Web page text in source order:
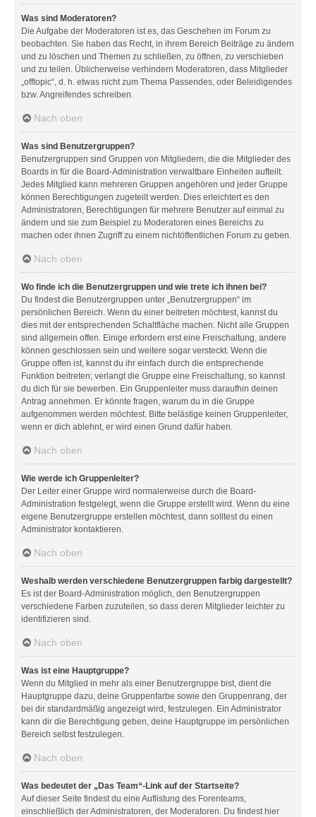
Was sind Moderatoren?
Die Aufgabe der Moderatoren ist es, das Geschehen im Forum zu
beobachten. Sie haben das Recht, in ihrem Bereich Beiträge zu ändern
und zu löschen und Themen zu schließen, zu öffnen, zu verschieben
und zu teilen. Üblicherweise verhindern Moderatoren, dass Mitglieder
„offtopic“, d. h. etwas nicht zum Thema Passendes, oder Beleidigendes
bzw. Angreifendes schreiben.
Nach oben
Was sind Benutzergruppen?
Benutzergruppen sind Gruppen von Mitgliedern, die die Mitglieder des
Boards in für die Board-Administration verwaltbare Einheiten aufteilt.
Jedes Mitglied kann mehreren Gruppen angehören und jeder Gruppe
können Berechtigungen zugeteilt werden. Dies erleichtert es den
Administratoren, Berechtigungen für mehrere Benutzer auf einmal zu
ändern und sie zum Beispiel zu Moderatoren eines Bereichs zu
machen oder ihnen Zugriff zu einem nichtöffentlichen Forum zu geben.
Nach oben
Wo finde ich die Benutzergruppen und wie trete ich ihnen bei?
Du findest die Benutzergruppen unter „Benutzergruppen“ im
persönlichen Bereich. Wenn du einer beitreten möchtest, kannst du
dies mit der entsprechenden Schaltfläche machen. Nicht alle Gruppen
sind allgemein offen. Einige erfordern erst eine Freischaltung, andere
können geschlossen sein und weitere sogar versteckt. Wenn die
Gruppe offen ist, kannst du ihr einfach durch die entsprechende
Funktion beitreten; verlangt die Gruppe eine Freischaltung, so kannst
du dich für sie bewerben. Ein Gruppenleiter muss daraufhin deinen
Antrag annehmen. Er könnte fragen, warum du in die Gruppe
aufgenommen werden möchtest. Bitte belästige keinen Gruppenleiter,
wenn er dich ablehnt, er wird einen Grund dafür haben.
Nach oben
Wie werde ich Gruppenleiter?
Der Leiter einer Gruppe wird normalerweise durch die Board-
Administration festgelegt, wenn die Gruppe erstellt wird. Wenn du eine
eigene Benutzergruppe erstellen möchtest, dann solltest du einen
Administrator kontaktieren.
Nach oben
Weshalb werden verschiedene Benutzergruppen farbig dargestellt?
Es ist der Board-Administration möglich, den Benutzergruppen
verschiedene Farben zuzuteilen, so dass deren Mitglieder leichter zu
identifizieren sind.
Nach oben
Was ist eine Hauptgruppe?
Wenn du Mitglied in mehr als einer Benutzergruppe bist, dient die
Hauptgruppe dazu, deine Gruppenfarbe sowie den Gruppenrang, der
bei dir standardmäßig angezeigt wird, festzulegen. Ein Administrator
kann dir die Berechtigung geben, deine Hauptgruppe im persönlichen
Bereich selbst festzulegen.
Nach oben
Was bedeutet der „Das Team“-Link auf der Startseite?
Auf dieser Seite findest du eine Auflistung des Forenteams,
einschließlich der Administratoren, der Moderatoren. Du findest hier